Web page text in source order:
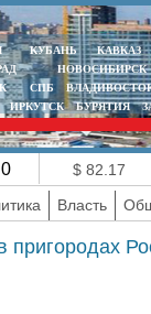
КУБАНЬ КАВКАЗ
НОВОСИБИРСК
СПБ
ИРКУТСК БУРЯТИЯ
0 $ 82.17
Власть
пригородах